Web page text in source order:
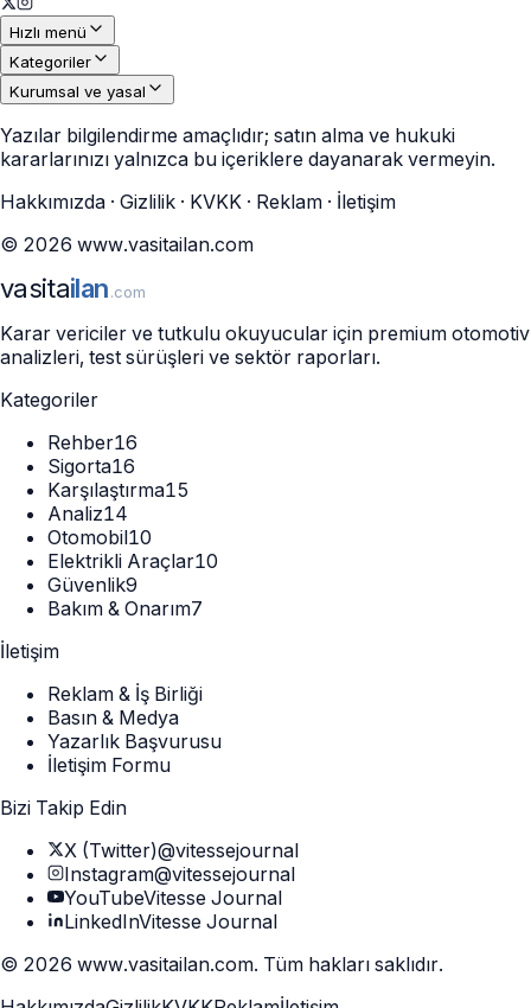
Hızlı menü
Kategoriler
Kurumsal ve yasal
Yazılar bilgilendirme amaçlıdır; satın alma ve hukuki
kararlarınızı yalnızca bu içeriklere dayanarak vermeyin.
Hakkımızda · Gizlilik · KVKK · Reklam · İletişim
© 2026 www.vasitailan.com
vasitailan.com
Karar vericiler ve tutkulu okuyucular için premium otomotiv
analizleri, test sürüşleri ve sektör raporları.
Kategoriler
Rehber16
Sigorta16
Karşılaştırma15
Analiz14
Otomobil10
Elektrikli Araçlar10
Güvenlik9
Bakım & Onarım7
İletişim
Reklam & İş Birliği
Basın & Medya
Yazarlık Başvurusu
İletişim Formu
Bizi Takip Edin
X (Twitter)@vitessejournal
Instagram@vitessejournal
YouTubeVitesse Journal
LinkedInVitesse Journal
© 2026 www.vasitailan.com. Tüm hakları saklıdır.